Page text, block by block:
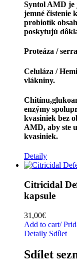
Syntol AMD je
jemné čistenie
probiotík
poskytujú
Proteáza /
Celuláza /
vlákniny.
enzýmy
kvasiniek bez
AMD, aby ste
kvasiniek.
Detaily
Citricidal
kapsule
31,00€
Add to cart/
Detaily Sdílet
Sdílet